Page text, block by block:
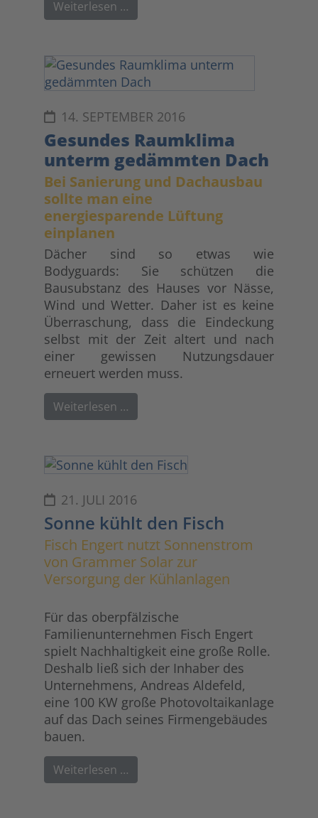
Weiterlesen …
14. SEPTEMBER 2016
Gesundes Raumklima
unterm gedämmten Dach
Bei Sanierung und Dachausbau
sollte man eine
energiesparende Lüftung
einplanen
Dächer sind so etwas wie
Bodyguards: Sie schützen die
Bausubstanz des Hauses vor Nässe,
Wind und Wetter. Daher ist es keine
Überraschung, dass die Eindeckung
selbst mit der Zeit altert und nach
einer gewissen Nutzungsdauer
erneuert werden muss.
Weiterlesen …
21. JULI 2016
Sonne kühlt den Fisch
Fisch Engert nutzt Sonnenstrom
von Grammer Solar zur
Versorgung der Kühlanlagen
Für das oberpfälzische
Familienunternehmen Fisch Engert
spielt Nachhaltigkeit eine große Rolle.
Deshalb ließ sich der Inhaber des
Unternehmens, Andreas Aldefeld,
eine 100 KW große Photovoltaikanlage
auf das Dach seines Firmengebäudes
bauen.
Weiterlesen …